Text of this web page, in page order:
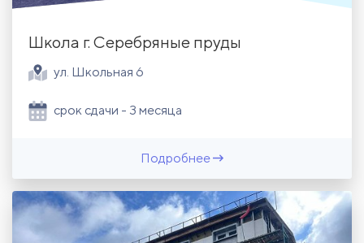
Школа г. Серебряные пруды
ул. Школьная 6
срок сдачи - 3 месяца
Подробнее